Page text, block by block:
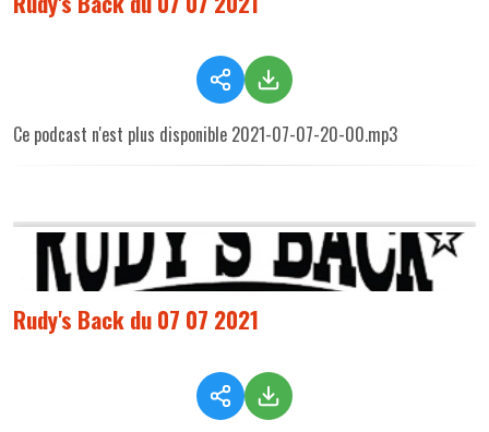
Ce podcast n'est plus disponible 2021-07-07-20-00.mp3
Rudy's Back du 07 07 2021